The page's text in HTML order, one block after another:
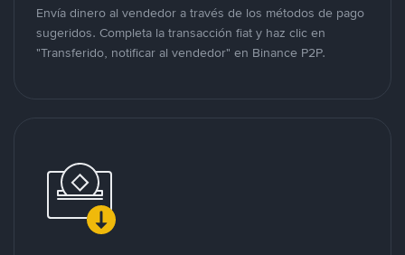
Envía dinero al vendedor a través de los métodos de pago
sugeridos. Completa la transacción fiat y haz clic en
"Transferido, notificar al vendedor" en Binance P2P.